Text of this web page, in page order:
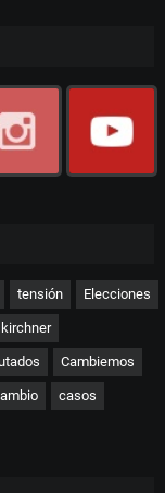
tensión Elecciones
Cambiemos
casos